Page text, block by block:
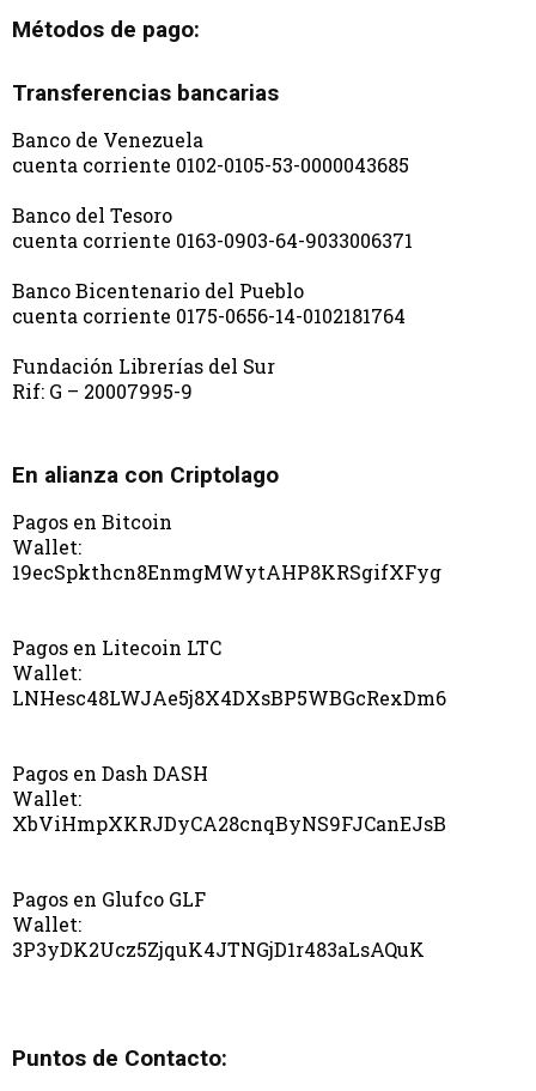
Métodos de pago:
Transferencias bancarias
Banco de Venezuela
cuenta corriente 0102-0105-53-0000043685
Banco del Tesoro
cuenta corriente 0163-0903-64-9033006371
Banco Bicentenario del Pueblo
cuenta corriente 0175-0656-14-0102181764
Fundación Librerías del Sur
Rif: G – 20007995-9
En alianza con Criptolago
Pagos en Bitcoin
Wallet:
19ecSpkthcn8EnmgMWytAHP8KRSgifXFyg
Pagos en Litecoin LTC
Wallet:
LNHesc48LWJAe5j8X4DXsBP5WBGcRexDm6
Pagos en Dash DASH
Wallet:
XbViHmpXKRJDyCA28cnqByNS9FJCanEJsB
Pagos en Glufco GLF
Wallet:
3P3yDK2Ucz5ZjquK4JTNGjD1r483aLsAQuK
Puntos de Contacto: